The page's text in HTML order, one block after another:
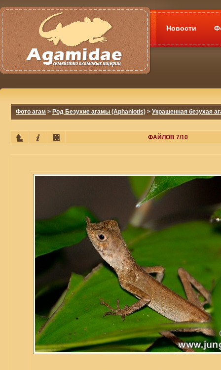
Новости
Фото агам > Род Безухие агамы (Aphaniotis) > Украшенная безухая
ФАЙЛОВ 7/10